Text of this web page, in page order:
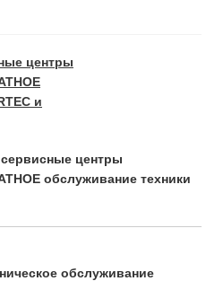
центры
обслуживание техники
обслуживание